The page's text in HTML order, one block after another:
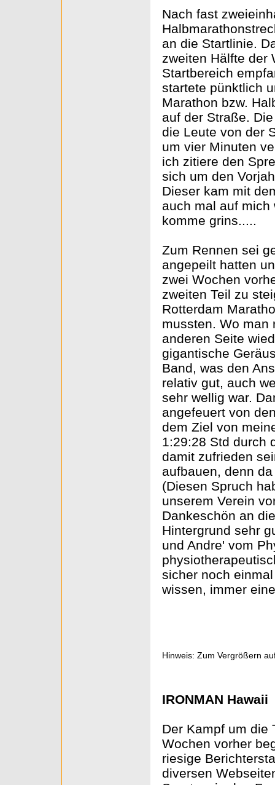
Nach fast
an die Startlinie.
zweiten Hälfte der
Startbereich
startete pünktlich
Marathon bzw.
auf der Straße.
die Leute von der
um vier Minuten
ich zitiere den
sich um den
Dieser kam mit
auch mal auf
komme grins.....
Zum Rennen sei
angepeilt hatten
zwei Wochen
zweiten Teil zu
Rotterdam
mussten. Wo man
anderen Seite
gigantische
Band, was den
relativ gut, auch
sehr wellig war.
angefeuert von
dem Ziel von
1:29:28 Std durch
damit zufrieden
aufbauen, denn
(Diesen Spruch
unserem Verein
Dankeschön an
Hintergrund sehr
und Andre' vom
sicher noch
wissen, immer
Hinweis: Zum Vergrößern
IRONMAN Hawaii
Der Kampf um die
Wochen vorher
riesige
diversen